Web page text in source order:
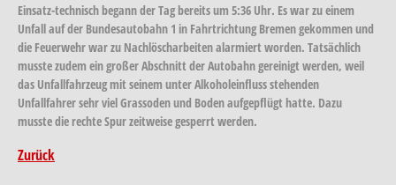
Einsatz-technisch begann der Tag bereits um 5:36 Uhr. Es war zu einem
Unfall auf der Bundesautobahn 1 in Fahrtrichtung Bremen gekommen und
die Feuerwehr war zu Nachlöscharbeiten alarmiert worden. Tatsächlich
musste zudem ein großer Abschnitt der Autobahn gereinigt werden, weil
das Unfallfahrzeug mit seinem unter Alkoholeinfluss stehenden
Unfallfahrer sehr viel Grassoden und Boden aufgepflügt hatte. Dazu
musste die rechte Spur zeitweise gesperrt werden.
Zurück